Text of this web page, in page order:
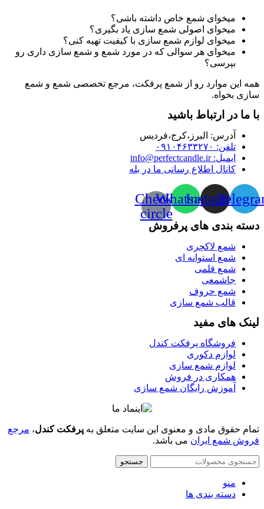
میخوای شمع خاص داشته باشی؟
میخوای اصولی شمع سازی یاد بگیری؟
میخوای لوازم شمع سازی با کیفیت تهیه کنی؟
میخوای هر سوالی که در مورد شمع و شمع سازی داری رو
بپرسی؟
همه این موارد رو از شمع پرفکت، مرجع تخصصی شمع و شمع
سازی بخواه.
با ما در ارتباط باشید
آدرس:‌ البرز،کرج،فردیس
تلفن: ۰۹۱۰۴۶۳۳۲۷۰
ایمیل: info@perfectcandle.ir
کانال اطلاع رسانی ما در بله
Instagram
Whatsapp
Check-
circle
دسته بندی های پرفروش
شمع لاکچری
شمع استوانه ای
شمع قلمی
جاشمعی
شمع حروف
قالب شمع سازی
لینک های مفید
فروشگاه پرفکت کندل
لوازم دکوری
لوازم شمع سازی
همکاری در فروش
آموزش رایگان شمع سازی
تمام حقوق مادی و معنوی این سایت متعلق به پرفکت کندل، مرجع
فروش شمع ایران می باشد.
جستجو
منو
دسته بندی ها